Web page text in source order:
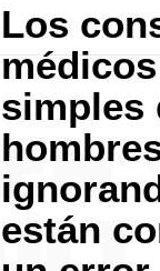
Los
simples
están